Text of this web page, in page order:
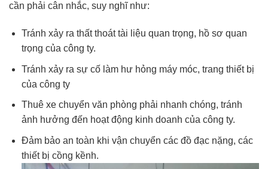
cần phải cân nhắc, suy nghĩ như:
Tránh xảy ra thất thoát tài liệu quan trọng, hồ sơ quan
trọng của công ty.
Tránh xảy ra sự cố làm hư hỏng máy móc, trang thiết bị
của công ty
Thuê xe chuyển văn phòng phải nhanh chóng, tránh
ảnh hưởng đến hoạt động kinh doanh của công ty.
Đảm bảo an toàn khi vận chuyển các đồ đạc nặng, các
thiết bị cồng kềnh.